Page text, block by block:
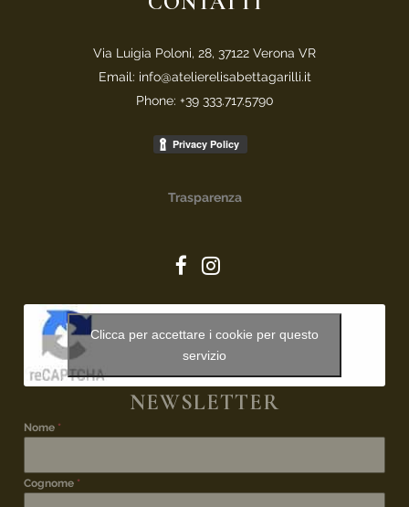
Via Luigia Poloni, 28, 37122 Verona VR
Email: info@atelierelisabettagarilli.it
Phone: +39 333.717.5790
Trasparenza
Clicca per accettare i cookie per questo
servizio
NEWSLETTER
Nome *
Cognome *